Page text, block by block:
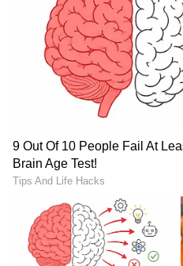
ಗ್ರಾಹಕರಿಗೆ ಪ್ರಮುಖ ಸೂಚನೆ
ಫಲಾನುಭವಿಗಳು ತಮ್ಮ
ರೀಡರ್ಸ್ ಅಥವಾ ಎಸ್ಕಾಂ
ಮಾಹಿತಿಯನ್ನು ನೀಡಿ
ಪರಿಷ್ಕರಣೆ
ಅರ್ಹರಿಗೆ ಸರಿಯಾದ ಸಮಯಕ್ಕೆ
ತಲುಪಲು ನೆರವಾಗಲಿದೆ.
ವ್ಯಾಪ್ತಿಯ ಎಸ್ಕಾಂ ಕಚೇರಿ
ಸಂಪರ್ಕಿಸಬಹುದು.